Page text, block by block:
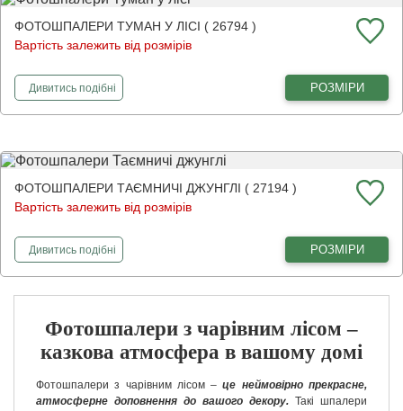
ФОТОШПАЛЕРИ ТУМАН У ЛІСІ ( 26794 )
Вартість залежить від розмірів
Дивитисьфотошпалери
подібні РОЗМІРИ
ФОТОШПАЛЕРИ ТАЄМНИЧІ ДЖУНГЛІ ( 27194 )
Вартість залежить від розмірів
Дивитисьфотошпалери
подібні РОЗМІРИ
Фотошпалери з чарівним лісом –
казкова атмосфера в вашому домі
Фотошпалери з чарівним лісом – це неймовірно прекрасне,
атмосферне доповнення до вашого декору. Такі шпалери